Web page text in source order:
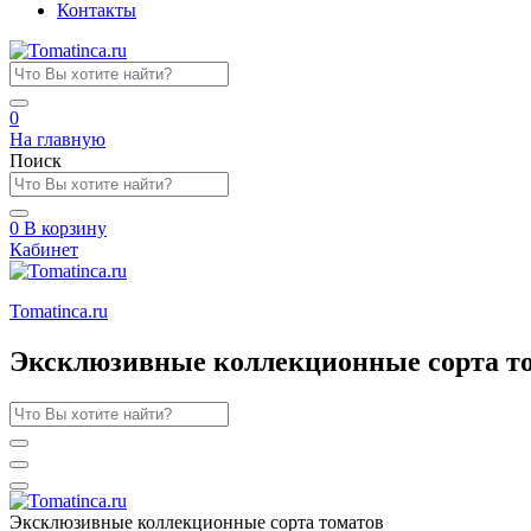
Контакты
0
На главную
Поиск
0 В корзину
Кабинет
Tomatinсa.ru
Эксклюзивные коллекционные сорта
Эксклюзивные коллекционные сорта томатов